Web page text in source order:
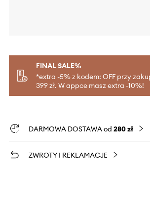
FINAL SALE%
*extra -5% z kodem: OFF przy
399 zł. W appce masz extra -10%!
DARMOWA DOSTAWA od 280 zł
ZWROTY I REKLAMACJE